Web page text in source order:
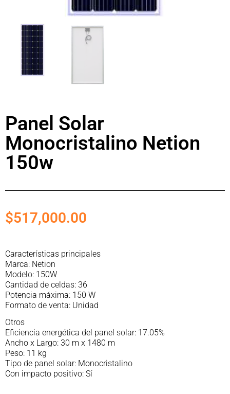
Panel Solar
Monocristalino Netion
150w
$517,000.00
Características principales
Marca: Netion
Modelo: 150W
Cantidad de celdas: 36
Potencia máxima: 150 W
Formato de venta: Unidad
Otros
Eficiencia energética del panel solar: 17.05%
Ancho x Largo: 30 m x 1480 m
Peso: 11 kg
Tipo de panel solar: Monocristalino
Con impacto positivo: Sí